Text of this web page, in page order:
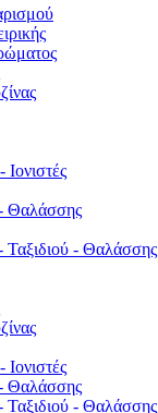
Θαλάσσης
Ταξιδιού - Θαλάσσης
Θαλάσσης
Ταξιδιού - Θαλάσσης